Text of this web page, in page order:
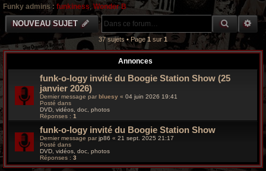
h
r
c
o
Funky admins : funkiness, Wonder B
NOUVEAU SUJET
37 sujets • Page 1 sur 1
Annonces
funk-o-logy invité du Boogie Station Show (25
janvier 2026)
Dernier message par bluesy « 04 juin 2026 19:41
Posté dans
DVD, vidéos, doc, photos
Réponses : 1
funk-o-logy invité du Boogie Station Show
Dernier message parjp86 « 21 sept. 2025 21:17
Posté dans
DVD, vidéos, doc, photos
Réponses : 3